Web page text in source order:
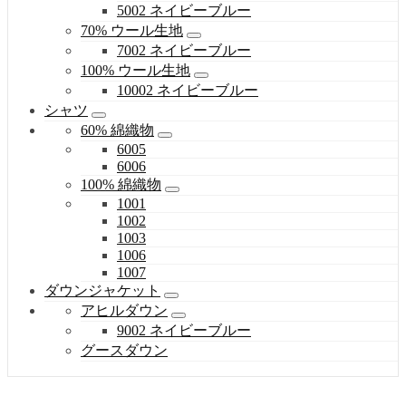
5002 ネイビーブルー
70% ウール生地
7002 ネイビーブルー
100% ウール生地
10002 ネイビーブルー
シャツ
60% 綿織物
6005
6006
100% 綿織物
1001
1002
1003
1006
1007
ダウンジャケット
アヒルダウン
9002 ネイビーブルー
グースダウン